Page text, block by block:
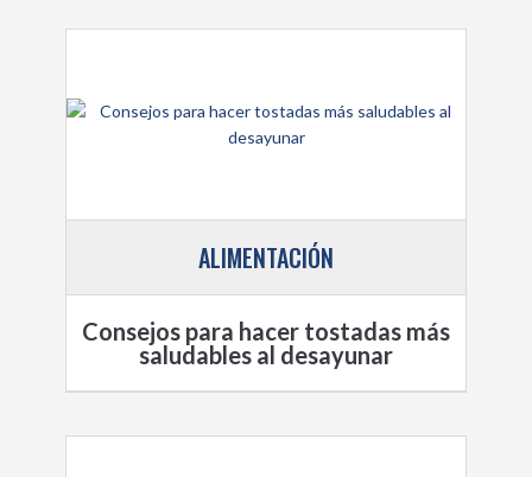
ALIMENTACIÓN
Consejos para hacer tostadas más
saludables al desayunar